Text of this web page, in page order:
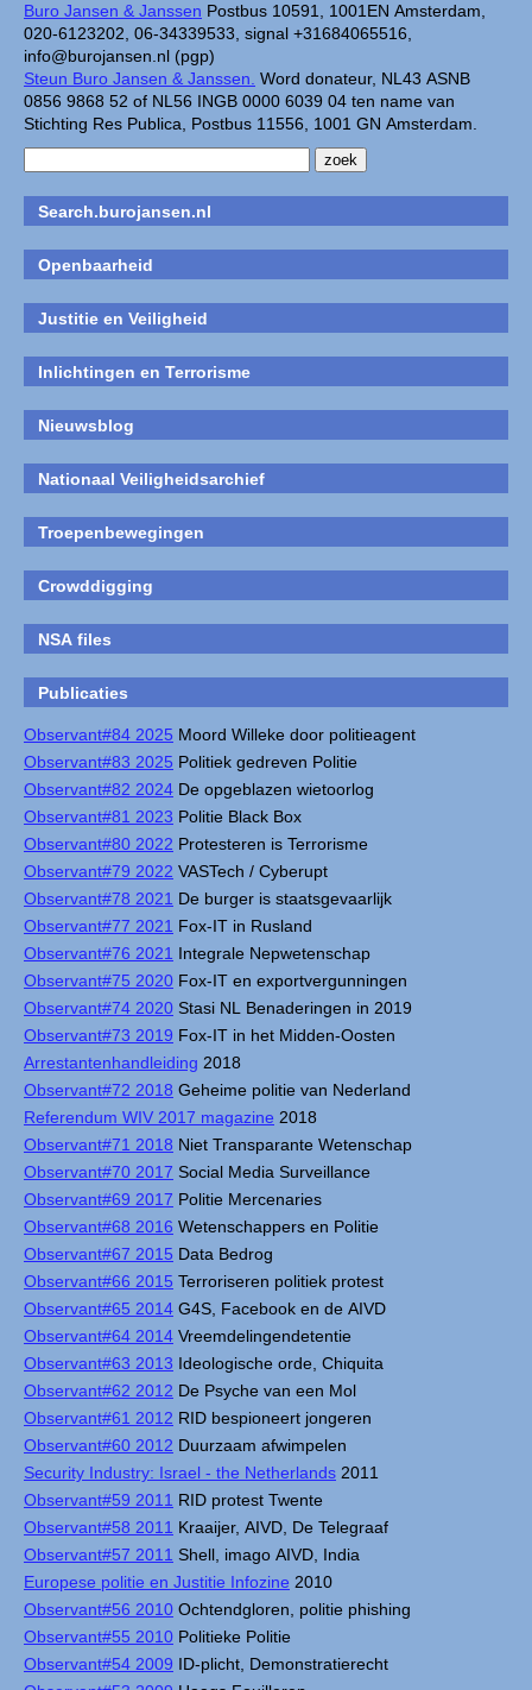
Buro Jansen & Janssen Postbus 10591, 1001EN Amsterdam,
020-6123202, 06-34339533, signal +31684065516,
info@burojansen.nl (pgp)
Steun Buro Jansen & Janssen. Word donateur, NL43 ASNB
0856 9868 52 of NL56 INGB 0000 6039 04 ten name van
Stichting Res Publica, Postbus 11556, 1001 GN Amsterdam.
Search.burojansen.nl
Openbaarheid
Justitie en Veiligheid
Inlichtingen en Terrorisme
Nieuwsblog
Nationaal Veiligheidsarchief
Troepenbewegingen
Crowddigging
NSA files
Publicaties
Observant#84 2025 Moord Willeke door politieagent
Observant#83 2025 Politiek gedreven Politie
Observant#82 2024 De opgeblazen wietoorlog
Observant#81 2023 Politie Black Box
Observant#80 2022 Protesteren is Terrorisme
Observant#79 2022 VASTech / Cyberupt
Observant#78 2021 De burger is staatsgevaarlijk
Observant#77 2021 Fox-IT in Rusland
Observant#76 2021 Integrale Nepwetenschap
Observant#75 2020 Fox-IT en exportvergunningen
Observant#74 2020 Stasi NL Benaderingen in 2019
Observant#73 2019 Fox-IT in het Midden-Oosten
Arrestantenhandleiding 2018
Observant#72 2018 Geheime politie van Nederland
Referendum WIV 2017 magazine 2018
Observant#71 2018 Niet Transparante Wetenschap
Observant#70 2017 Social Media Surveillance
Observant#69 2017 Politie Mercenaries
Observant#68 2016 Wetenschappers en Politie
Observant#67 2015 Data Bedrog
Observant#66 2015 Terroriseren politiek protest
Observant#65 2014 G4S, Facebook en de AIVD
Observant#64 2014 Vreemdelingendetentie
Observant#63 2013 Ideologische orde, Chiquita
Observant#62 2012 De Psyche van een Mol
Observant#61 2012 RID bespioneert jongeren
Observant#60 2012 Duurzaam afwimpelen
Security Industry: Israel - the Netherlands 2011
Observant#59 2011 RID protest Twente
Observant#58 2011 Kraaijer, AIVD, De Telegraaf
Observant#57 2011 Shell, imago AIVD, India
Europese politie en Justitie Infozine 2010
Observant#56 2010 Ochtendgloren, politie phishing
Observant#55 2010 Politieke Politie
Observant#54 2009 ID-plicht, Demonstratierecht